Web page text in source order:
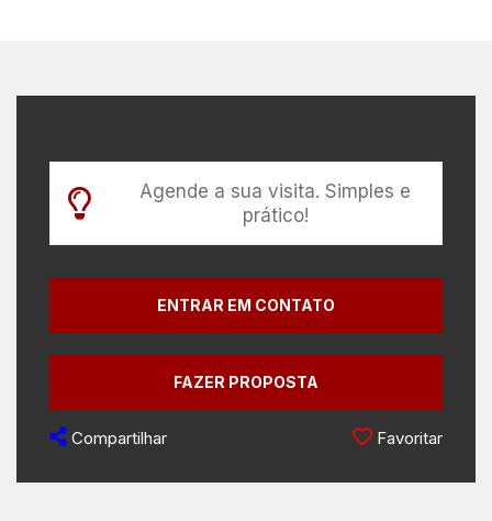
Agende a sua visita. Simples e
prático!
ENTRAR EM CONTATO
FAZER PROPOSTA
Compartilhar Favoritar